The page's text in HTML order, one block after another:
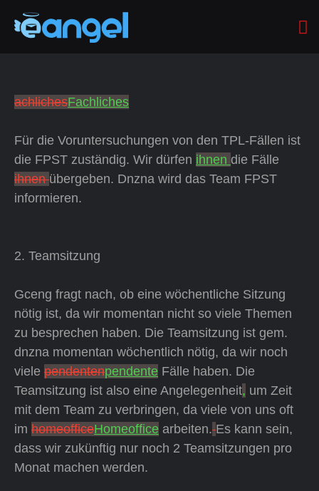
achlichesFachliches
Für die Voruntersuchungen von den TPL-Fällen ist
die FPST zuständig. Wir dürfen ihnen die Fälle
ihnenübergeben. Dnzna wird das Team FPST
informieren.
2. Teamsitzung
Gceng fragt nach, ob eine wöchentliche Sitzung
nötig ist, da wir momentan nicht so viele Themen
zu besprechen haben. Die Teamsitzung ist gem.
dnzna momentan wöchentlich nötig, da wir noch
viele pendentenpendente Fälle haben. Die
Teamsitzung ist also eine Angelegenheit, um Zeit
mit dem Team zu verbringen, da viele von uns oft
im homeofficeHomeoffice arbeiten. Es kann sein,
dass wir zukünftig nur noch 2 Teamsitzungen pro
Monat machen werden.